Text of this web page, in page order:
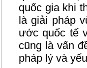
quốc gia khi
là giải pháp
ước quốc tế
cũng là vấn
pháp lý và